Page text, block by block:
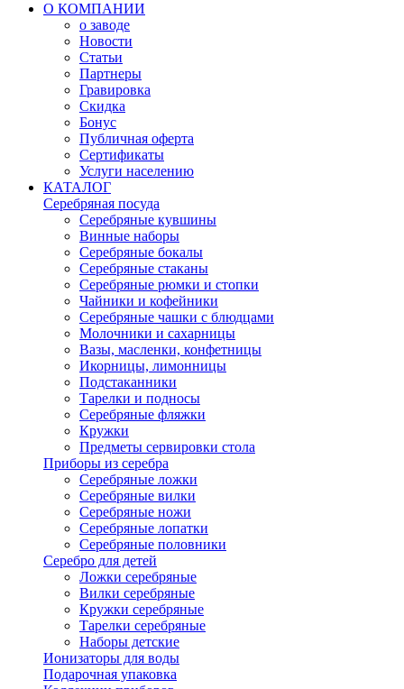
О КОМПАНИИ
о заводе
Новости
Статьи
Партнеры
Гравировка
Скидка
Бонус
Публичная оферта
Сертификаты
Услуги населению
КАТАЛОГ
Серебряная посуда
Серебряные кувшины
Винные наборы
Серебряные бокалы
Серебряные стаканы
Серебряные рюмки и стопки
Чайники и кофейники
Серебряные чашки с блюдцами
Молочники и сахарницы
Вазы, масленки, конфетницы
Икорницы, лимонницы
Подстаканники
Тарелки и подносы
Серебряные фляжки
Кружки
Предметы сервировки стола
Приборы из серебра
Серебряные ложки
Серебряные вилки
Серебряные ножи
Серебряные лопатки
Серебряные половники
Серебро для детей
Ложки серебряные
Вилки серебряные
Кружки серебряные
Тарелки серебряные
Наборы детские
Ионизаторы для воды
Подарочная упаковка